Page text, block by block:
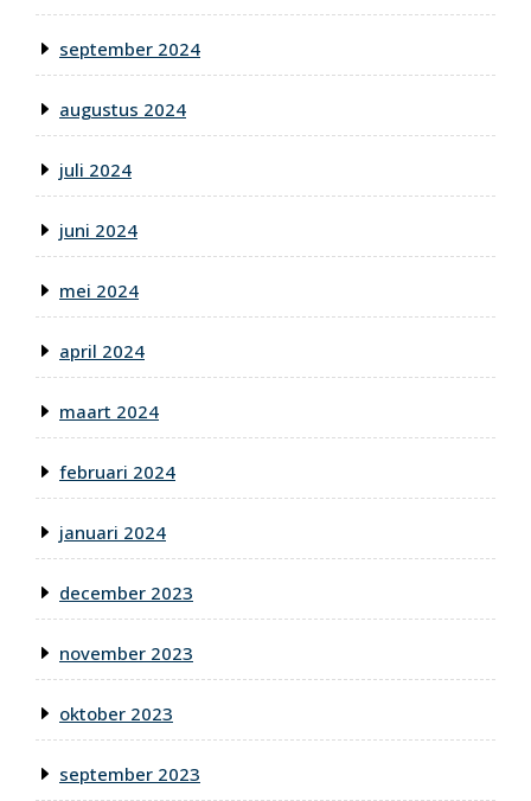
september 2024
augustus 2024
juli 2024
juni 2024
mei 2024
april 2024
maart 2024
februari 2024
januari 2024
december 2023
november 2023
oktober 2023
september 2023